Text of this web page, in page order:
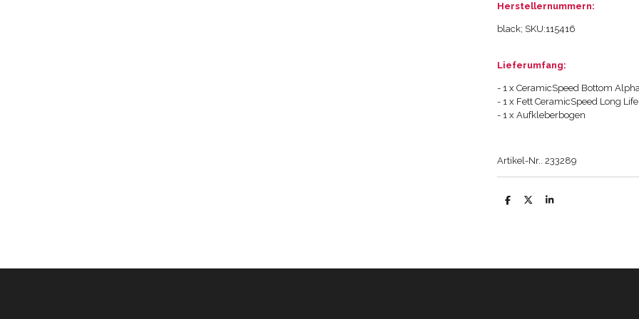
Herstellernummern:
black; SKU:115416
Lieferumfang:
- 1 x CeramicSpeed Bottom
- 1 x Fett CeramicSpeed Long
- 1 x Aufkleberbogen
Artikel-Nr.. 233289
T
T
T